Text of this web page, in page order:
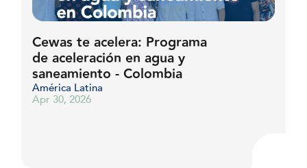
Cewas te acelera: Programa
de aceleración en agua y
saneamiento - Colombia
América Latina
Apr 30, 2026